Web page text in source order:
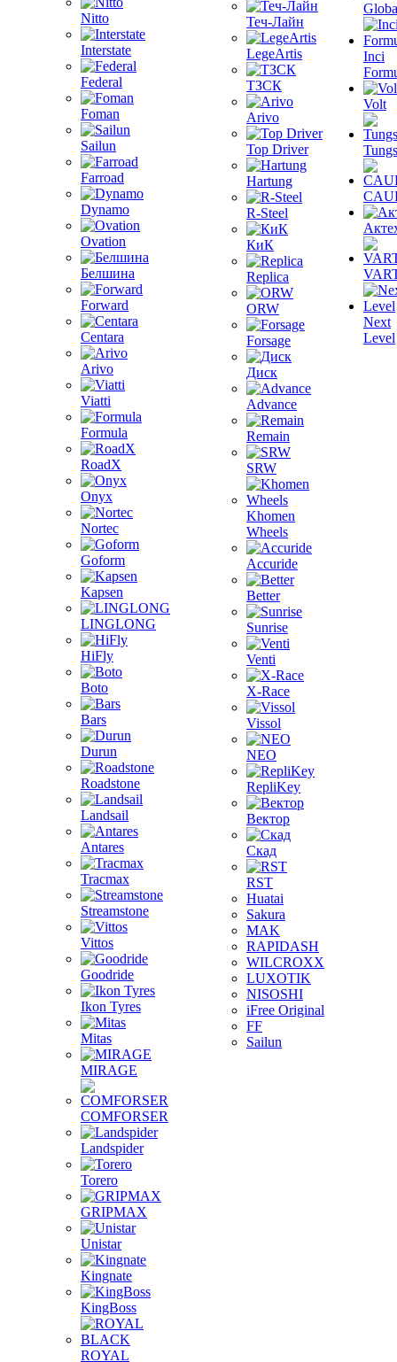
Nitto
Interstate
Federal
Foman
Sailun
Farroad
Dynamo
Ovation
Белшина
Forward
Centara
Arivo
Viatti
Formula
RoadX
Onyx
Nortec
Goform
Kapsen
LINGLONG
HiFly
Boto
Bars
Durun
Roadstone
Landsail
Antares
Tracmax
Streamstone
Vittos
Goodride
Ikon Tyres
Mitas
MIRAGE
COMFORSER
Landspider
Torero
GRIPMAX
Unistar
Kingnate
KingBoss
ROYAL
Теч-Лайн
LegeArtis
ТЗСК
Arivo
Top Driver
Hartung
R-Steel
КиК
Replica
ORW
Forsage
Диск
Advance
Remain
SRW
Khomen
Wheels
Accuride
Better
Sunrise
Venti
X-Race
Vissol
NEO
RepliKey
Вектор
Скад
RST
Huatai
Sakura
MAK
RAPIDASH
WILCROXX
LUXOTIK
NISOSHI
iFree Original
FF
Sailun
Inci
Volt
Next
Level